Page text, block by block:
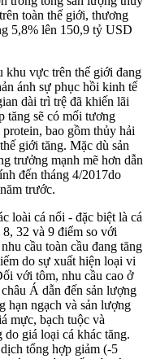
toàn thế giới, thương
5,8% lên 150,9 tỷ USD
khu vực trên thế giới đang
ánh sự phục hồi kinh tế
dài trì trệ đã khiến lãi
tăng sẽ có mối tương
bao gồm thủy hải
giới tăng. Mặc dù sản
trưởng mạnh mẽ hơn dẫn
đến tháng 4/2017do
trước.
loài cá nổi - đặc biệt là cá
32 và 9 điểm so với
cầu toàn cầu đang tăng
do sự xuất hiện loại vi
với tôm, nhu cầu cao ở
Á dẫn đến sản lượng
hạn ngạch và sản lượng
mực, bạch tuộc và
giá loại cá khác tăng.
tổng hợp giảm (-5